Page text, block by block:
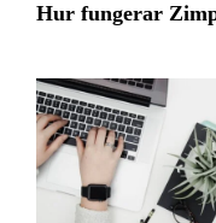
Hur fungerar